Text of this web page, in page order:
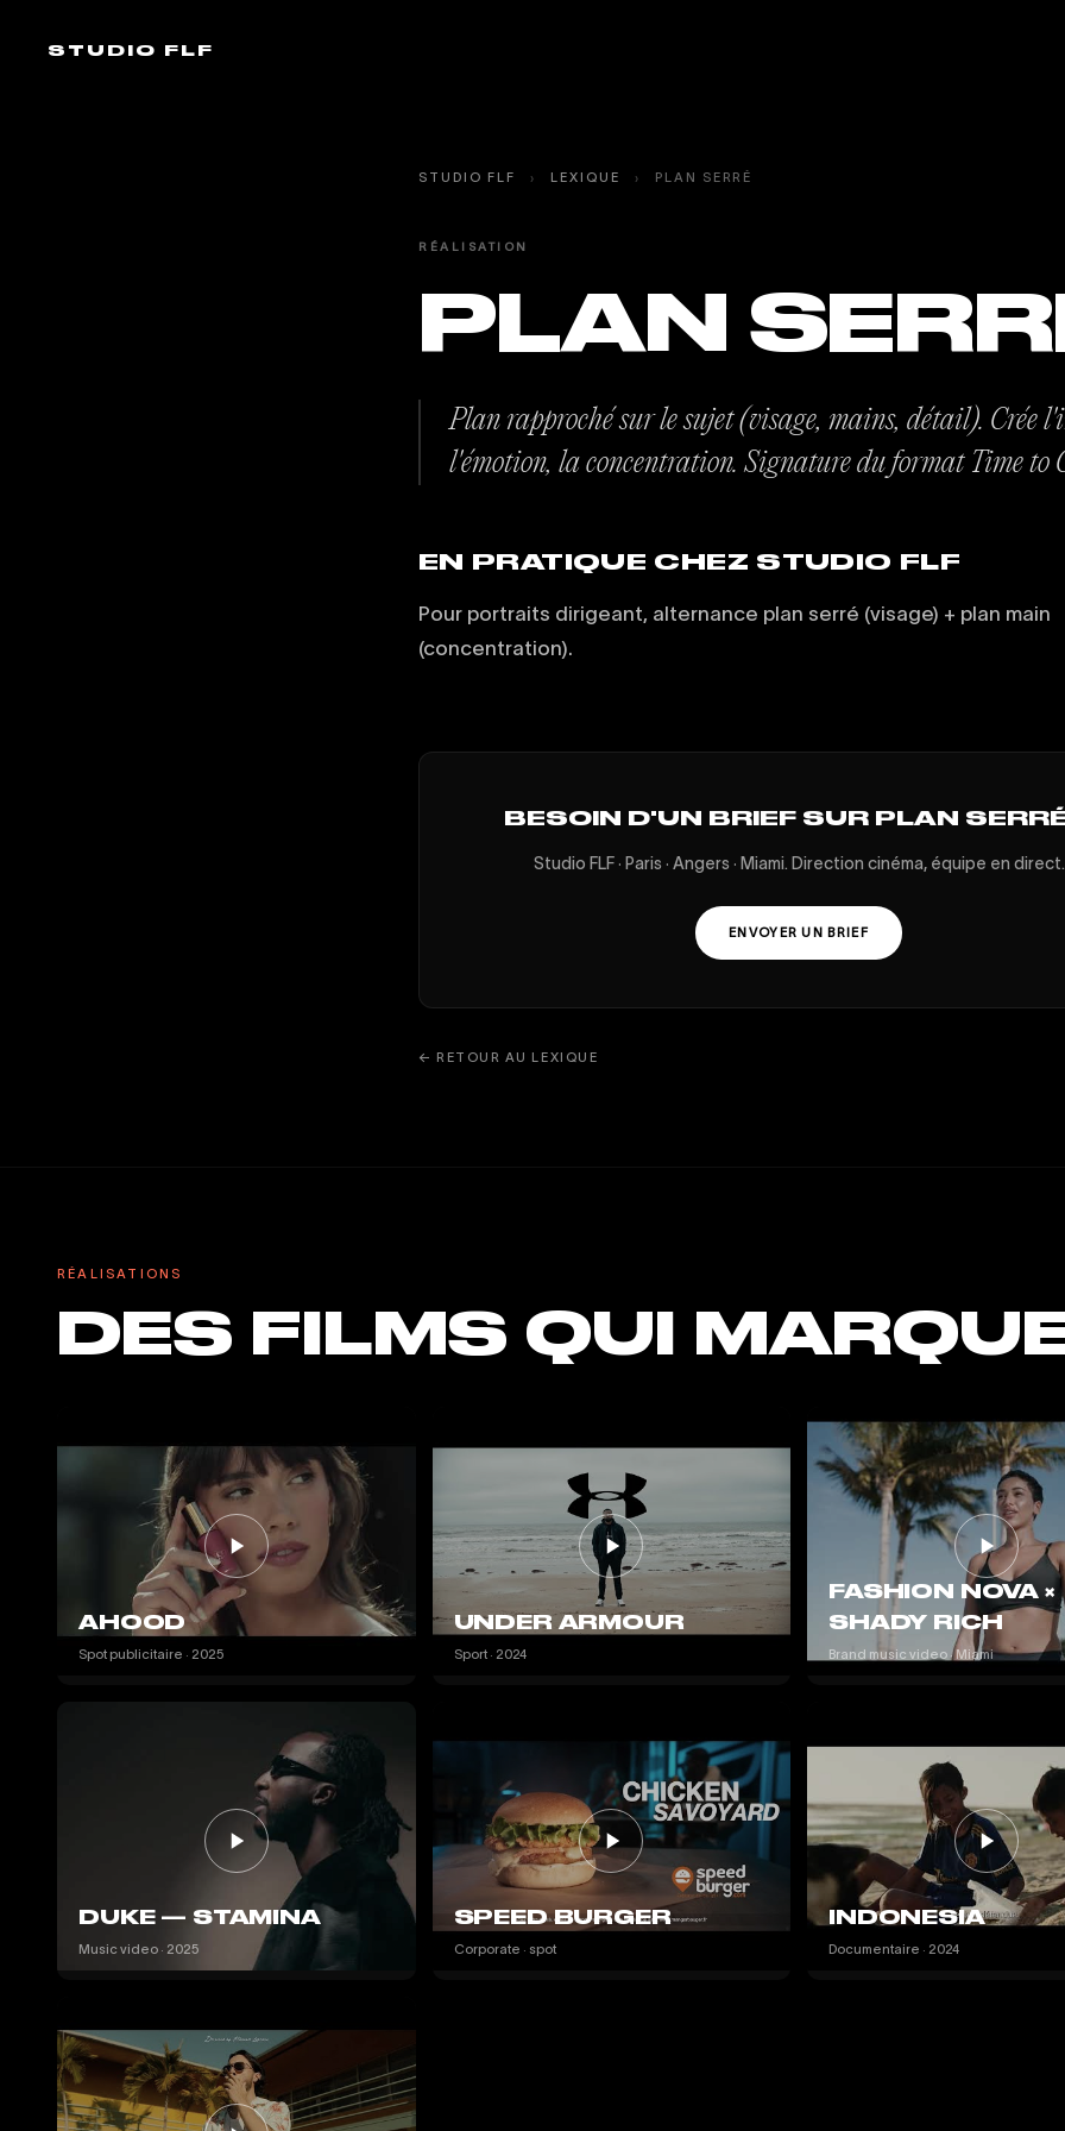
STUDIO FLF
STUDIO FLF › LEXIQUE › PLAN SERRÉ
RÉALISATION
PLAN
Plan rapproché sur le sujet (visage, mains, détail). Crée
l'émotion, la concentration. Signature du format Time to
EN PRATIQUE CHEZ STUDIO FLF
Pour portraits dirigeant, alternance plan serré (visage) + plan main
(concentration).
BESOIN D'UN BRIEF SUR PLAN
Studio FLF · Paris · Angers · Miami. Direction cinéma, équipe en direct.
ENVOYER UN BRIEF
← RETOUR AU LEXIQUE
RÉALISATIONS
DES FILMS QUI
AHOOD
Spot publicitaire · 2025
UNDER ARMOUR
Sport · 2024
FASHION NOVA ×
SHADY RICH
Brand music video · Miami
DUKE — STAMINA
Music video · 2025
SPEED BURGER
Corporate · spot
INDONESIA
Documentaire · 2024